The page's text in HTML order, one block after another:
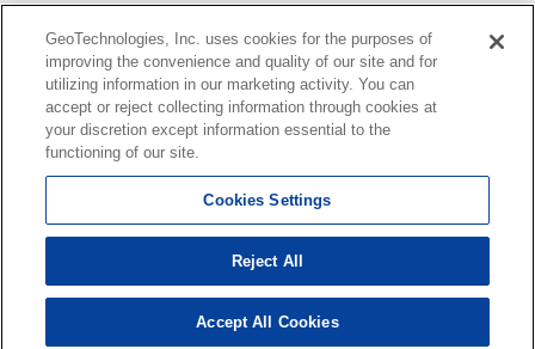
す。
お取引等（お取引の準備、資金調達等を含みます）の際には、内容
や契約条件等について、 各情報提供元より十分な説明を受け、ご自
身でご確認の上、判断してください。
このコーナーへの物件情報のご掲載、その他不動産業務ソリューシ
ョン等についての不動産会社様のお問合せはこちら
します。
Copyright(c) At Home Co.,Ltd. このサイトに掲載している情報の無断転載を禁止します。著作権
はアットホーム（株）またはその情報提供者に帰属します。
本ページはプロモーションが含まれています。
検索結果を見る
GeoTechnologies, Inc. uses cookies for the purposes of
improving the convenience and quality of our site and for
utilizing information in our marketing activity. You can
accept or reject collecting information through cookies at
your discretion except information essential to the
functioning of our site.
Cookies Settings
Reject All
Accept All Cookies